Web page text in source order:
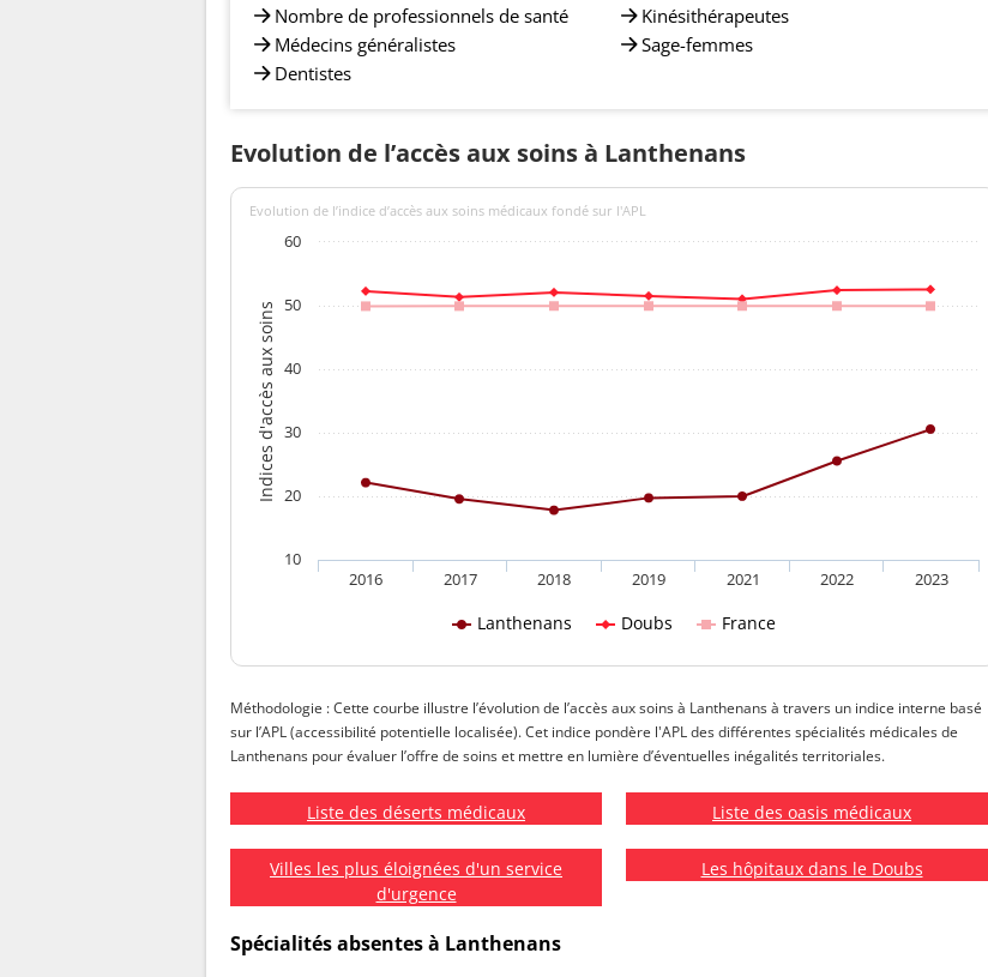
Nombre de professionnels de santé
Médecins généralistes
Dentistes
Kinésithérapeutes
Sage-femmes
Evolution de l’accès aux soins à Lanthenans
Indices d'accès aux soins
Evolution de l’indice d’accès aux soins médicaux fondé sur l'APL
Lanthenans Doubs France
2016 2017 2018 2019 2021 2022 2023
10
20
30
40
50
60
Méthodologie : Cette courbe illustre l’évolution de l’accès aux soins à Lanthenans à travers un indice interne basé
sur l’APL (accessibilité potentielle localisée). Cet indice pondère l'APL des différentes spécialités médicales de
Lanthenans pour évaluer l’offre de soins et mettre en lumière d’éventuelles inégalités territoriales.
Liste des déserts médicaux Liste des oasis médicaux
Villes les plus éloignées d'un service
d'urgence
Les hôpitaux dans le Doubs
Spécialités absentes à Lanthenans